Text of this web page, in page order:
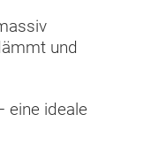
und
eine ideale